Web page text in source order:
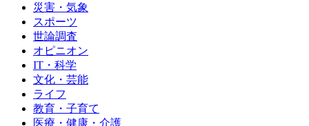
災害・気象
スポーツ
世論調査
オピニオン
IT・科学
文化・芸能
ライフ
教育・子育て
医療・健康・介護